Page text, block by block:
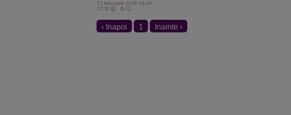
21 februarie 2018 16:16
1778
0
‹ Inapoi 1 Inainte ›